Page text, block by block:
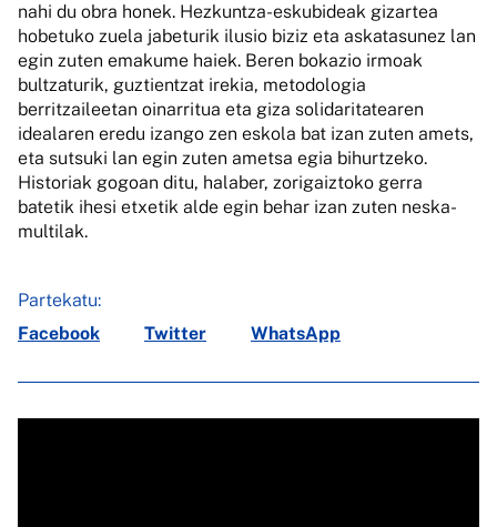
nahi du obra honek. Hezkuntza-eskubideak gizartea
hobetuko zuela jabeturik ilusio biziz eta askatasunez lan
egin zuten emakume haiek. Beren bokazio irmoak
bultzaturik, guztientzat irekia, metodologia
berritzaileetan oinarritua eta giza solidaritatearen
idealaren eredu izango zen eskola bat izan zuten amets,
eta sutsuki lan egin zuten ametsa egia bihurtzeko.
Historiak gogoan ditu, halaber, zorigaiztoko gerra
batetik ihesi etxetik alde egin behar izan zuten neska-
multilak.
Partekatu:
Facebook
Twitter WhatsApp